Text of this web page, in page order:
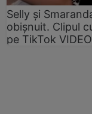
Selly și
obișnuit. Clipul
pe TikTok VIDEO